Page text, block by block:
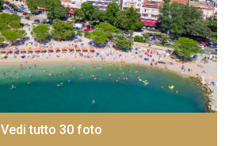
Vedi tutto 30 foto